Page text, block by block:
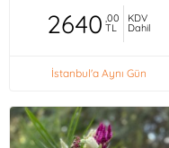
2640 ,00
TL
KDV
Dahil
İstanbul'a Aynı Gün